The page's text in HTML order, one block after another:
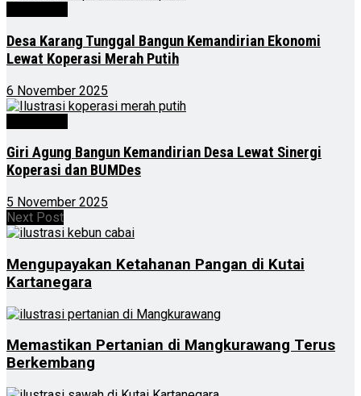
Desa Karang Tunggal Bangun Kemandirian Ekonomi
Lewat Koperasi Merah Putih
6 November 2025
Giri Agung Bangun Kemandirian Desa Lewat Sinergi
Koperasi dan BUMDes
5 November 2025
Next Post
Mengupayakan Ketahanan Pangan di Kutai
Kartanegara
Memastikan Pertanian di Mangkurawang Terus
Berkembang